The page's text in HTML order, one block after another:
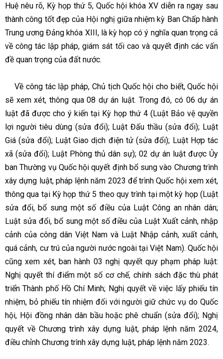
Huệ nêu rõ, Kỳ họp thứ 5, Quốc hội khóa XV diễn ra ngay sau
thành công tốt đẹp của Hội nghị giữa nhiệm kỳ Ban Chấp hành
Trung ương Đảng khóa XIII, là kỳ họp có ý nghĩa quan trọng cả
về công tác lập pháp, giám sát tối cao và quyết định các vấn
đề quan trọng của đất nước.
Về công tác lập pháp, Chủ tịch Quốc hội cho biết, Quốc hội
sẽ xem xét, thông qua 08 dự án luật. Trong đó, có 06 dự án
luật đã được cho ý kiến tại Kỳ họp thứ 4 (Luật Bảo vệ quyền
lợi người tiêu dùng (sửa đổi); Luật Đấu thầu (sửa đổi); Luật
Giá (sửa đổi); Luật Giao dịch điện tử (sửa đổi); Luật Hợp tác
xã (sửa đổi); Luật Phòng thủ dân sự); 02 dự án luật được Ủy
ban Thường vụ Quốc hội quyết định bổ sung vào Chương trình
xây dựng luật, pháp lệnh năm 2023 để trình Quốc hội xem xét,
thông qua tại Kỳ họp thứ 5 theo quy trình tại một kỳ họp (Luật
sửa đổi, bổ sung một số điều của Luật Công an nhân dân;
Luật sửa đổi, bổ sung một số điều của Luật Xuất cảnh, nhập
cảnh của công dân Việt Nam và Luật Nhập cảnh, xuất cảnh,
quá cảnh, cư trú của người nước ngoài tại Việt Nam). Quốc hội
cũng xem xét, ban hành 03 nghị quyết quy phạm pháp luật:
Nghị quyết thí điểm một số cơ chế, chính sách đặc thù phát
triển Thành phố Hồ Chí Minh; Nghị quyết về việc lấy phiếu tín
nhiệm, bỏ phiếu tín nhiệm đối với người giữ chức vụ do Quốc
hội, Hội đồng nhân dân bầu hoặc phê chuẩn (sửa đổi); Nghị
quyết về Chương trình xây dựng luật, pháp lệnh năm 2024,
điều chỉnh Chương trình xây dựng luật, pháp lệnh năm 2023.